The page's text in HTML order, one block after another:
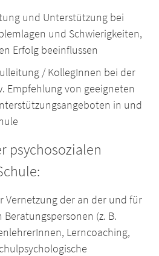
und Unterstützung bei
und Schwierigkeiten,
Erfolg beeinflussen
/ KollegInnen bei der
Empfehlung von geeigneten
in und
psychosozialen
Vernetzung der an der und für
(z. B.
Lerncoaching,